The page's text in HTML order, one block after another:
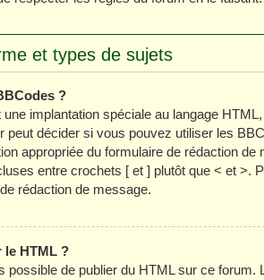
et types de sujets
?
implantation spéciale au langage
peut décider si vous pouvez utiliser les
appropriée du formulaire de rédaction
entre crochets [ et ] plutôt que < et >.
rédaction de message.
le HTML ?
possible de publier du HTML sur ce